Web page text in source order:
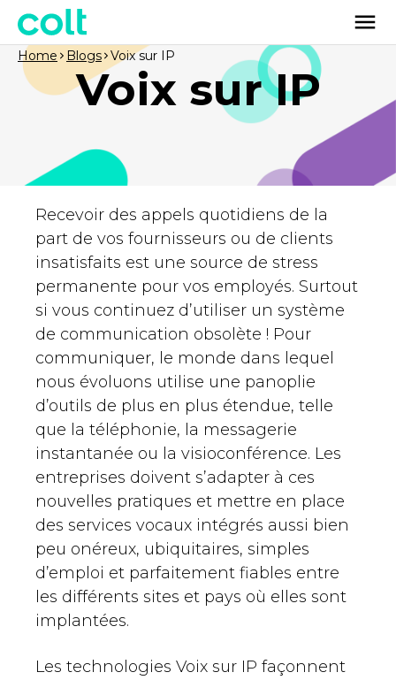
Voix sur IP
Home Blogs Voix sur IP
Recevoir des appels quotidiens de la
part de vos fournisseurs ou de clients
insatisfaits est une source de stress
permanente pour vos employés. Surtout
si vous continuez d’utiliser un système
de communication obsolète ! Pour
communiquer, le monde dans lequel
nous évoluons utilise une panoplie
d’outils de plus en plus étendue, telle
que la téléphonie, la messagerie
instantanée ou la visioconférence. Les
entreprises doivent s’adapter à ces
nouvelles pratiques et mettre en place
des services vocaux intégrés aussi bien
peu onéreux, ubiquitaires, simples
d’emploi et parfaitement fiables entre
les différents sites et pays où elles sont
implantées.
Les technologies Voix sur IP façonnent